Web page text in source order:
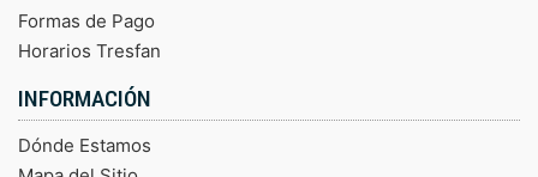
Formas de Pago
Horarios Tresfan
INFORMACIÓN
Dónde Estamos